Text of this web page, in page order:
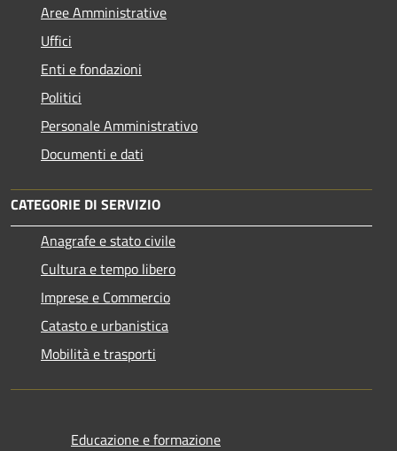
Aree Amministrative
Uffici
Enti e fondazioni
Politici
Personale Amministrativo
Documenti e dati
CATEGORIE DI SERVIZIO
Anagrafe e stato civile
Cultura e tempo libero
Imprese e Commercio
Catasto e urbanistica
Mobilità e trasporti
Educazione e formazione